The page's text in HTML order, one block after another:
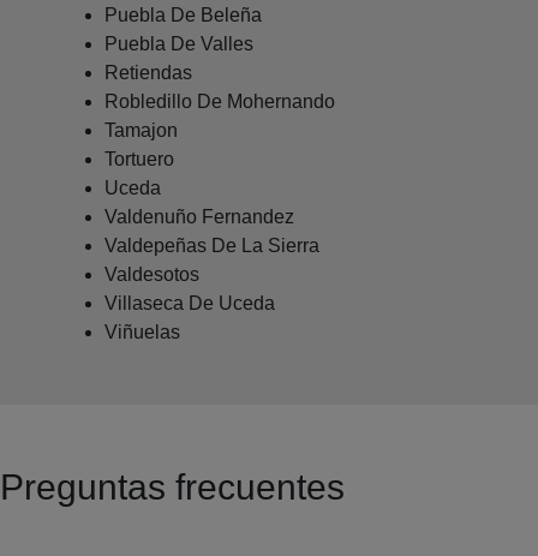
Puebla De Beleña
Puebla De Valles
Retiendas
Robledillo De Mohernando
Tamajon
Tortuero
Uceda
Valdenuño Fernandez
Valdepeñas De La Sierra
Valdesotos
Villaseca De Uceda
Viñuelas
Preguntas frecuentes